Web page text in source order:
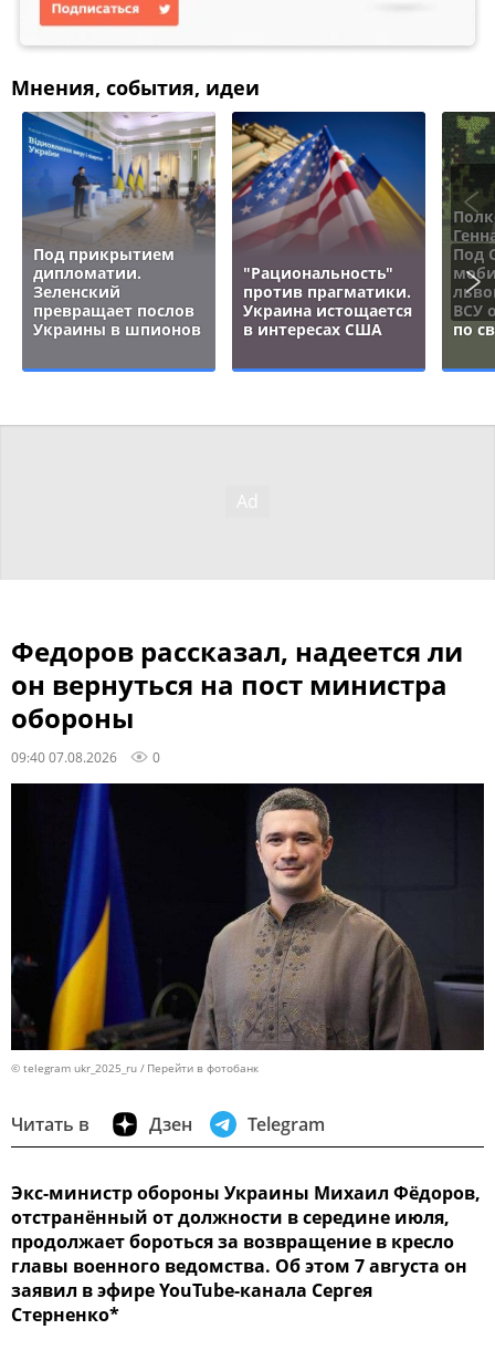
Мнения, события, идеи
Под прикрытием
дипломатии.
Зеленский
превращает послов
Украины в шпионов
"Рациональность"
против прагматики.
Украина истощается
в интересах США
Под
ВСУ
по
Федоров рассказал, надеется ли
он вернуться на пост министра
обороны
09:40 07.08.2026 0
© telegram ukr_2025_ru Перейти в фотобанк
Читать в Дзен Telegram
Экс-министр обороны Украины Михаил Фёдоров,
отстранённый от должности в середине июля,
продолжает бороться за возвращение в кресло
главы военного ведомства. Об этом 7 августа он
заявил в эфире YouTube-канала Сергея
Стерненко*